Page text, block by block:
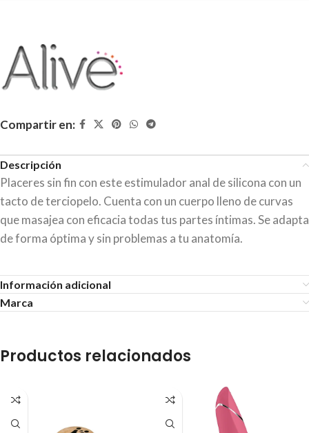
Compartir en:
Descripción
Placeres sin fin con este estimulador anal de silicona con un
tacto de terciopelo. Cuenta con un cuerpo lleno de curvas
que masajea con eficacia todas tus partes íntimas. Se adapta
de forma óptima y sin problemas a tu anatomía.
Información adicional
Marca
Productos relacionados